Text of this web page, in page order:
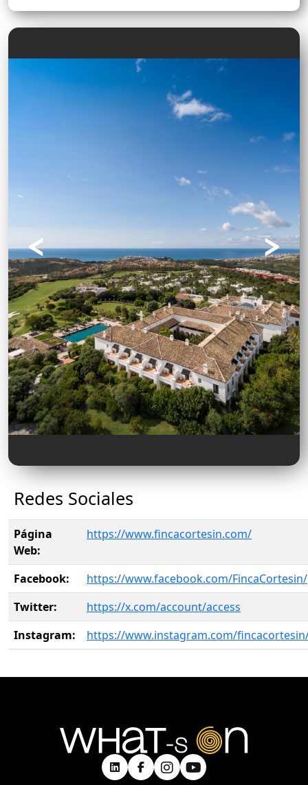
Redes Sociales
Página
Web:
https://www.fincacortesin.com/
Facebook:
https://www.facebook.com/FincaCortesin/
Twitter:
https://x.com/account/access
Instagram:
https://www.instagram.com/